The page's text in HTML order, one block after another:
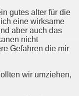
gutes alter für die
eine wirksame
aber auch das
nicht
Gefahren die mir
wir umziehen,